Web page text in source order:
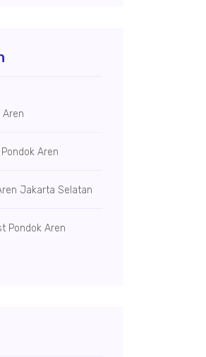
Aren
Aren
Jakarta Selatan
Pondok Aren